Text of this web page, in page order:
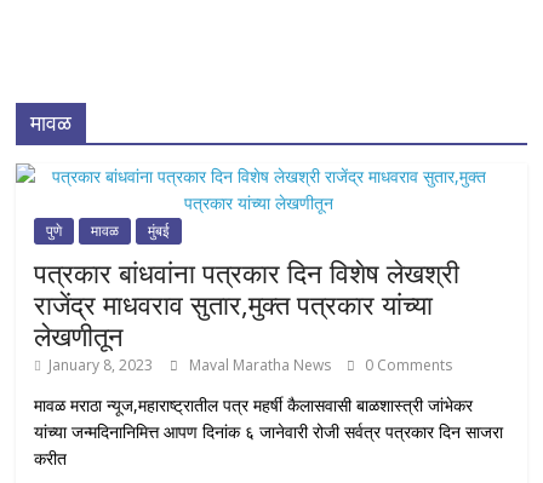
मावळ
पुणे मावळ मुंबई
पत्रकार बांधवांना पत्रकार दिन विशेष लेखश्री
राजेंद्र माधवराव सुतार,मुक्त पत्रकार यांच्या
लेखणीतून
January 8, 2023 Maval Maratha News 0 Comments
मावळ मराठा न्यूज,महाराष्ट्रातील पत्र महर्षी कैलासवासी बाळशास्त्री जांभेकर
यांच्या जन्मदिनानिमित्त आपण दिनांक ६ जानेवारी रोजी सर्वत्र पत्रकार दिन साजरा
करीत